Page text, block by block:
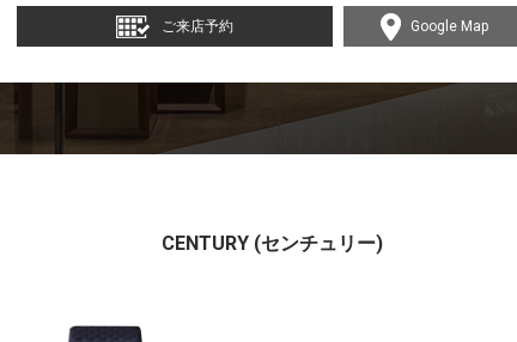
ご来店予約 Google Map
CENTURY (センチュリー)